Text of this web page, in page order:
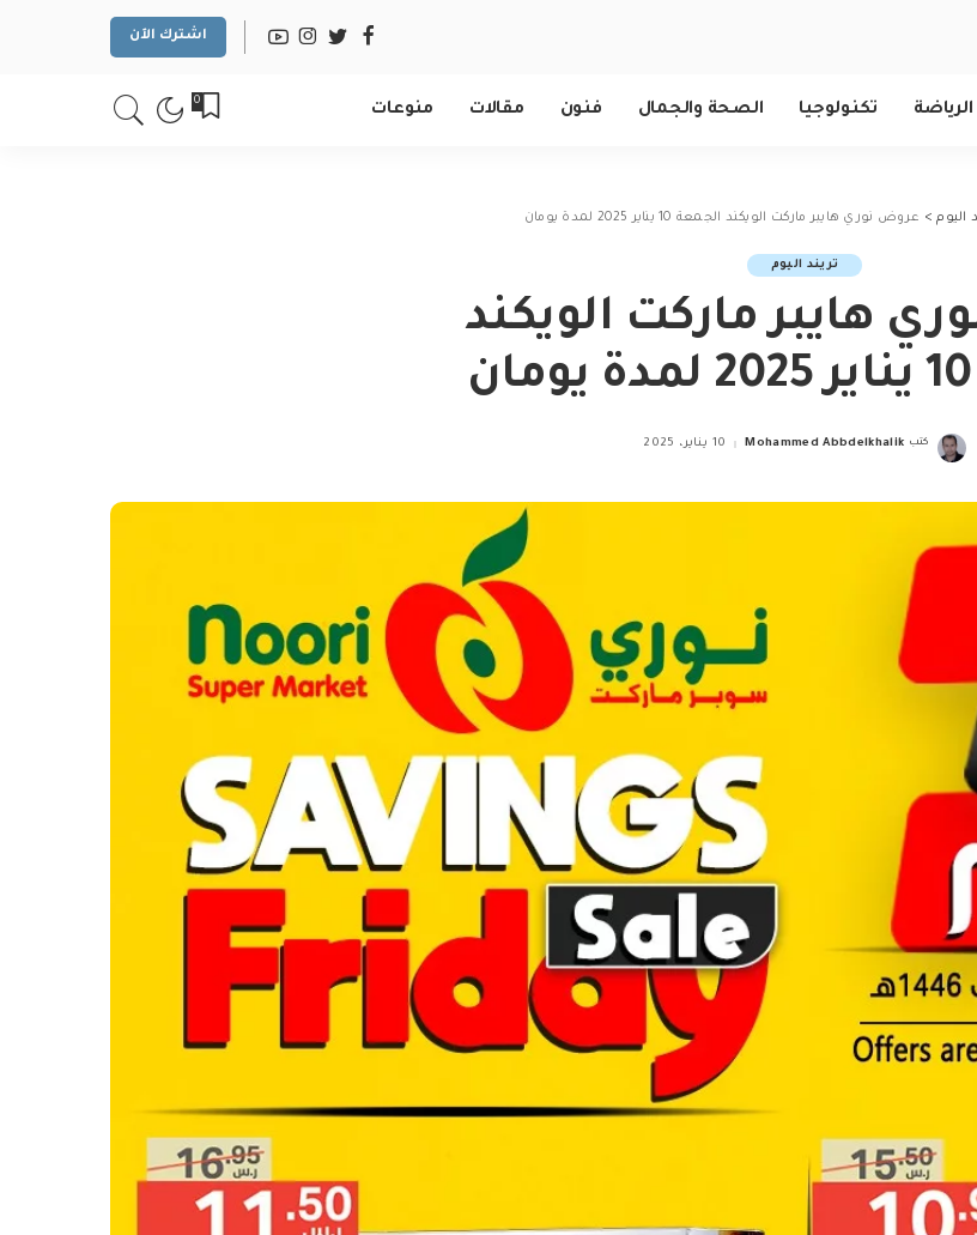
اشترك الآن
الرياضة تكنولوجيا الصحة والجمال فنون مقالات منوعات 0
اليوم> عروض نوري هايبر ماركت الويكند الجمعة 10 يناير 2025 لمدة يومان
تريند اليوم
هايبر ماركت الويكند
Posted
كتب Mohammed Abbdelkhalik 10 يناير، 2025